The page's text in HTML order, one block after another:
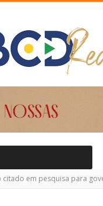
em pesquisa para